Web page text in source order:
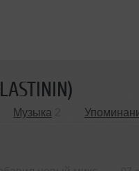
Музыка